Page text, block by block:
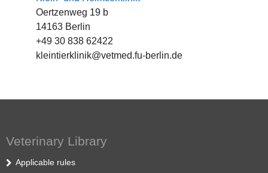
Oertzenweg 19 b
14163 Berlin
+49 30 838 62422
kleintierklinik@vetmed.fu-berlin.de
Veterinary Library
Applicable rules